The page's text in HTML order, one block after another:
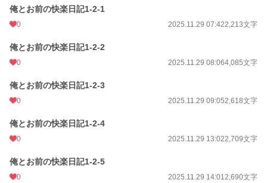
✓異文化交流ラブコメディ
本作は、各種小説投稿サイトで最後まで無料でお読みいただけます。
ら、DLsite、FANZA、BOOTHで電子書籍版の購入をご検討いただけますと幸い
です。
挿絵を収録しています。
・DLSite
https://www.dlsite.com/bl/work/=/product_id/RJ01504933.html
俺とお前の快楽日記1-2-1
0 2025.11.29 07:422,213文字
俺とお前の快楽日記1-2-2
0 2025.11.29 08:064,085文字
俺とお前の快楽日記1-2-3
0 2025.11.29 09:052,618文字
俺とお前の快楽日記1-2-4
0 2025.11.29 13:022,709文字
俺とお前の快楽日記1-2-5
0 2025.11.29 14:012,690文字